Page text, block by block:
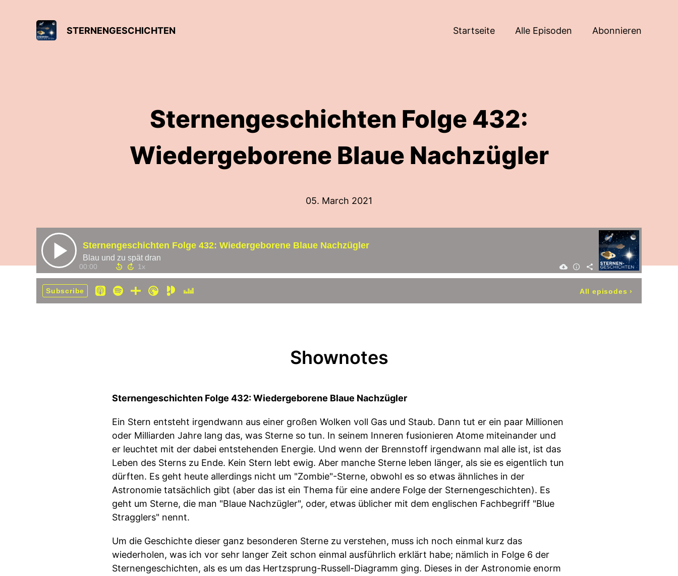
STERNENGESCHICHTEN Startseite Alle Episoden Abonnieren
Sternengeschichten Folge 432:
Wiedergeborene Blaue Nachzügler
05. March 2021
Sternengeschichten Folge 432: Wiedergeborene Blaue Nachzügler
Blau und zu spät dran
00:00
Subscribe All episodes ›
Shownotes
Sternengeschichten Folge 432: Wiedergeborene Blaue Nachzügler
Ein Stern entsteht irgendwann aus einer großen Wolken voll Gas und Staub. Dann tut er ein paar Millionen
oder Milliarden Jahre lang das, was Sterne so tun. In seinem Inneren fusionieren Atome miteinander und
er leuchtet mit der dabei entstehenden Energie. Und wenn der Brennstoff irgendwann mal alle ist, ist das
Leben des Sterns zu Ende. Kein Stern lebt ewig. Aber manche Sterne leben länger, als sie es eigentlich tun
dürften. Es geht heute allerdings nicht um "Zombie"-Sterne, obwohl es so etwas ähnliches in der
Astronomie tatsächlich gibt (aber das ist ein Thema für eine andere Folge der Sternengeschichten). Es
geht um Sterne, die man "Blaue Nachzügler", oder, etwas üblicher mit dem englischen Fachbegriff "Blue
Stragglers" nennt.
Um die Geschichte dieser ganz besonderen Sterne zu verstehen, muss ich noch einmal kurz das
wiederholen, was ich vor sehr langer Zeit schon einmal ausführlich erklärt habe; nämlich in Folge 6 der
Sternengeschichten, als es um das Hertzsprung-Russell-Diagramm ging. Dieses in der Astronomie enorm